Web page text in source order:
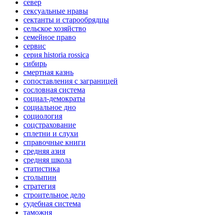
север
сексуальные нравы
сектанты и старообрядцы
сельское хозяйство
семейное право
сервис
серия historia rossica
сибирь
смертная казнь
сопоставления с заграницей
сословная система
социал-демократы
социальное дно
социология
соцстрахование
сплетни и слухи
справочные книги
средняя азия
средняя школа
статистика
столыпин
стратегия
строительное дело
судебная система
таможня